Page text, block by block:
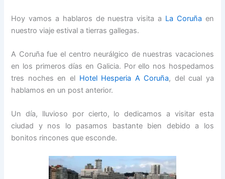
Hoy vamos a hablaros de nuestra visita a La Coruña en
nuestro viaje estival a tierras gallegas.
A Coruña fue el centro neurálgico de nuestras vacaciones
en los primeros días en Galicia. Por ello nos hospedamos
tres noches en el Hotel Hesperia A Coruña, del cual ya
hablamos en un post anterior.
Un día, lluvioso por cierto, lo dedicamos a visitar esta
ciudad y nos lo pasamos bastante bien debido a los
bonitos rincones que esconde.